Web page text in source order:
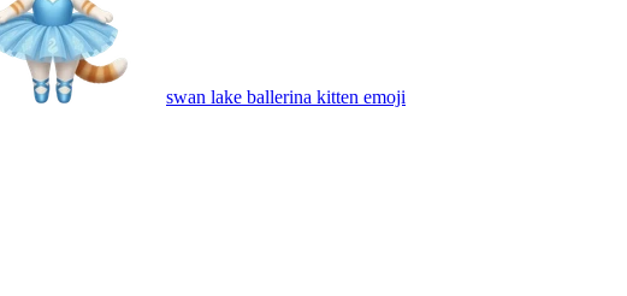
swan lake ballerina kitten emoji